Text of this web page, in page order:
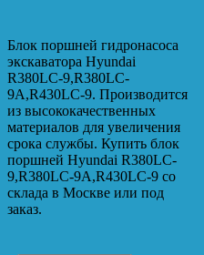
Блок поршней гидронасоса
экскаватора Hyundai
R380LC-9,R380LC-
9A,R430LC-9. Производится
из высококачественных
материалов для увеличения
срока службы. Купить блок
поршней Hyundai R380LC-
9,R380LC-9A,R430LC-9 со
склада в Москве или под
заказ.